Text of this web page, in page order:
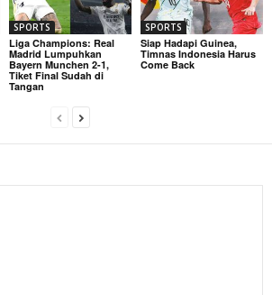
SPORTS
Liga Champions: Real
Madrid Lumpuhkan
Bayern Munchen 2-1,
Tiket Final Sudah di
Tangan
SPORTS
Siap Hadapi Guinea,
Timnas Indonesia Harus
Come Back